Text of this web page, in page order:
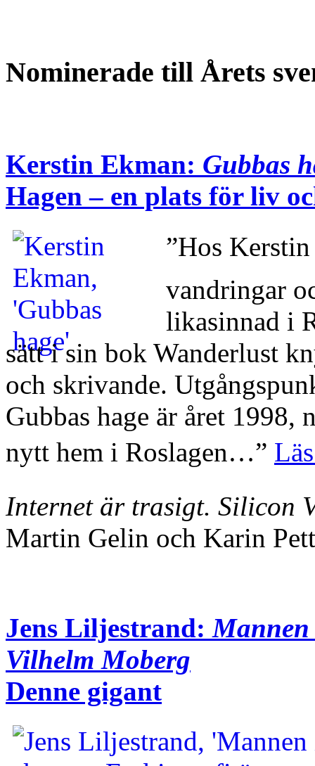
Nominerade till Årets
Kerstin Ekman: Gubbas
Hagen – en plats för liv
”Hos
vandringar
likasinnad i
sätt i sin bok Wanderlust
och skrivande.
Gubbas hage är året 1998,
nytt hem i Roslagen…”
Internet är trasigt. Silicon
Martin Gelin och Karin
Jens Liljestrand:
Vilhelm Moberg
Denne gigant